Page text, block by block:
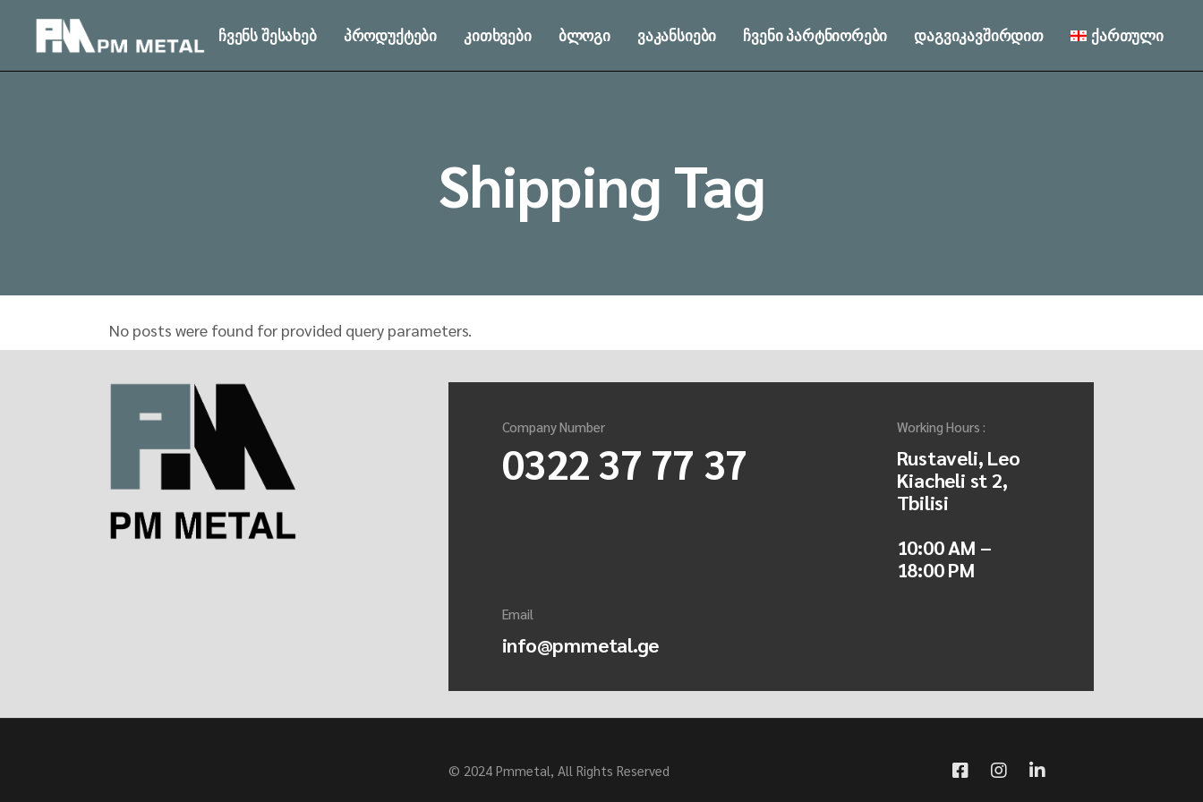
content
ჩვენს შესახებ პროდუქტები კითხვები ბლოგი ვაკანსიები ჩვენი პარტნიორები დაგვიკავშირდით ქართული
English
Русский
Shipping Tag
No posts were found for provided query parameters.
Company Number
0322 37 77 37
Working Hours :
Rustaveli, Leo
Kiacheli st 2,
Tbilisi
10:00 AM –
18:00 PM
Email
info@pmmetal.ge
© 2024 Pmmetal, All Rights Reserved